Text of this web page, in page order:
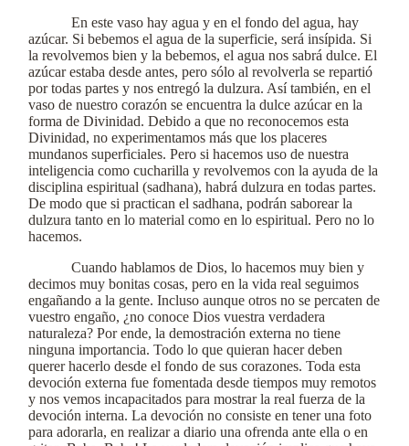
En este vaso hay agua y en el fondo del agua, hay
azúcar. Si bebemos el agua de la superficie, será insípida. Si
la revolvemos bien y la bebemos, el agua nos sabrá dulce. El
azúcar estaba desde antes, pero sólo al revolverla se repartió
por todas partes y nos entregó la dulzura. Así también, en el
vaso de nuestro corazón se encuentra la dulce azúcar en la
forma de Divinidad. Debido a que no reconocemos esta
Divinidad, no experimentamos más que los placeres
mundanos superficiales. Pero si hacemos uso de nuestra
inteligencia como cucharilla y revolvemos con la ayuda de la
disciplina espiritual (sadhana), habrá dulzura en todas partes.
De modo que si practican el sadhana, podrán saborear la
dulzura tanto en lo material como en lo espiritual. Pero no lo
hacemos.
Cuando hablamos de Dios, lo hacemos muy bien y
decimos muy bonitas cosas, pero en la vida real seguimos
engañando a la gente. Incluso aunque otros no se percaten de
vuestro engaño, ¿no conoce Dios vuestra verdadera
naturaleza? Por ende, la demostración externa no tiene
ninguna importancia. Todo lo que quieran hacer deben
querer hacerlo desde el fondo de sus corazones. Toda esta
devoción externa fue fomentada desde tiempos muy remotos
y nos vemos incapacitados para mostrar la real fuerza de la
devoción interna. La devoción no consiste en tener una foto
para adorarla, en realizar a diario una ofrenda ante ella o en